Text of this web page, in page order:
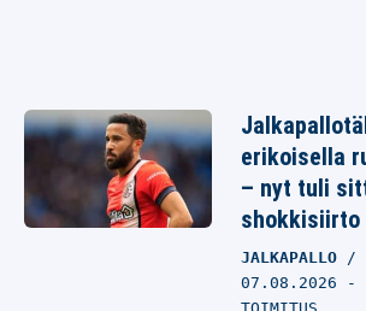
erikoisella
– nyt tuli
shokkisiirto
JALKAPALLO
07.08.2026 -